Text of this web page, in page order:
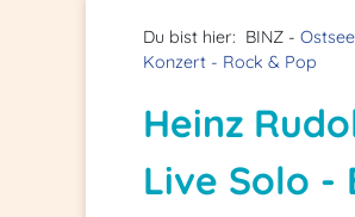
Du bist hier: BINZ -
Konzert - Rock & Pop
Heinz
Live Solo -